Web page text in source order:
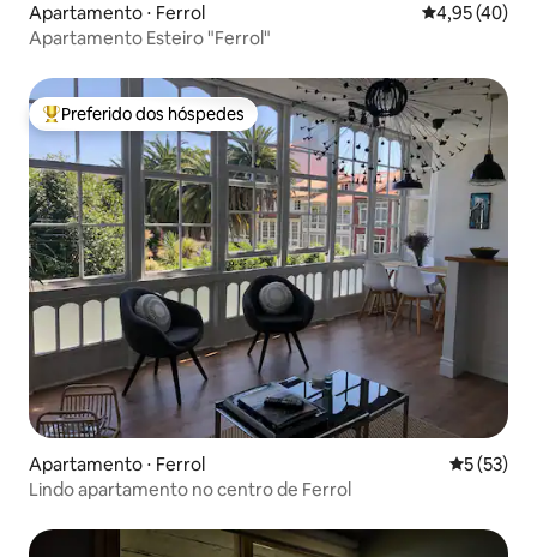
Apartamento ⋅ Ferrol 4,95 de uma
4,95 (40)
Apartamento Esteiro "Ferrol"
Entre os melhores preferidos dos hóspedes
Preferido dos hóspedes
Apartamento ⋅ Ferrol 5 de uma
5 (53)
Lindo apartamento no centro de Ferrol